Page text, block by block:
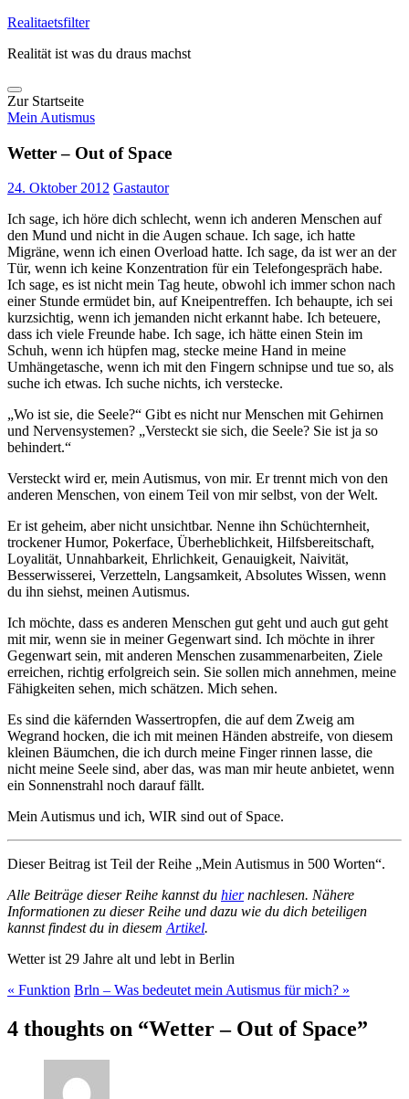
Skip
content
Realitaetsfilter
Realität ist was du draus machst
Zur Startseite
Mein Autismus
Wetter – Out of Space
24. Oktober 2012 Gastautor
Ich sage, ich höre dich schlecht, wenn ich anderen Menschen auf
den Mund und nicht in die Augen schaue. Ich sage, ich hatte
Migräne, wenn ich einen Overload hatte. Ich sage, da ist wer an der
Tür, wenn ich keine Konzentration für ein Telefongespräch habe.
Ich sage, es ist nicht mein Tag heute, obwohl ich immer schon nach
einer Stunde ermüdet bin, auf Kneipentreffen. Ich behaupte, ich sei
kurzsichtig, wenn ich jemanden nicht erkannt habe. Ich beteuere,
dass ich viele Freunde habe. Ich sage, ich hätte einen Stein im
Schuh, wenn ich hüpfen mag, stecke meine Hand in meine
Umhängetasche, wenn ich mit den Fingern schnipse und tue so, als
suche ich etwas. Ich suche nichts, ich verstecke.
„Wo ist sie, die Seele?“ Gibt es nicht nur Menschen mit Gehirnen
und Nervensystemen? „Versteckt sie sich, die Seele? Sie ist ja so
behindert.“
Versteckt wird er, mein Autismus, von mir. Er trennt mich von den
anderen Menschen, von einem Teil von mir selbst, von der Welt.
Er ist geheim, aber nicht unsichtbar. Nenne ihn Schüchternheit,
trockener Humor, Pokerface, Überheblichkeit, Hilfsbereitschaft,
Loyalität, Unnahbarkeit, Ehrlichkeit, Genauigkeit, Naivität,
Besserwisserei, Verzetteln, Langsamkeit, Absolutes Wissen, wenn
du ihn siehst, meinen Autismus.
Ich möchte, dass es anderen Menschen gut geht und auch gut geht
mit mir, wenn sie in meiner Gegenwart sind. Ich möchte in ihrer
Gegenwart sein, mit anderen Menschen zusammenarbeiten, Ziele
erreichen, richtig erfolgreich sein. Sie sollen mich annehmen, meine
Fähigkeiten sehen, mich schätzen. Mich sehen.
Es sind die käfernden Wassertropfen, die auf dem Zweig am
Wegrand hocken, die ich mit meinen Händen abstreife, von diesem
kleinen Bäumchen, die ich durch meine Finger rinnen lasse, die
nicht meine Seele sind, aber das, was man mir heute anbietet, wenn
ein Sonnenstrahl noch darauf fällt.
Mein Autismus und ich, WIR sind out of Space.
Dieser Beitrag ist Teil der Reihe „Mein Autismus in 500 Worten“.
Alle Beiträge dieser Reihe kannst du hiernachlesen. Nähere
Informationen zu dieser Reihe und dazu wie du dich beteiligen
kannst findest du in diesemArtikel.
Wetter ist 29 Jahre alt und lebt in Berlin
« Funktion Brln – Was bedeutet mein Autismus für mich? »
4 thoughts on “Wetter – Out of Space”